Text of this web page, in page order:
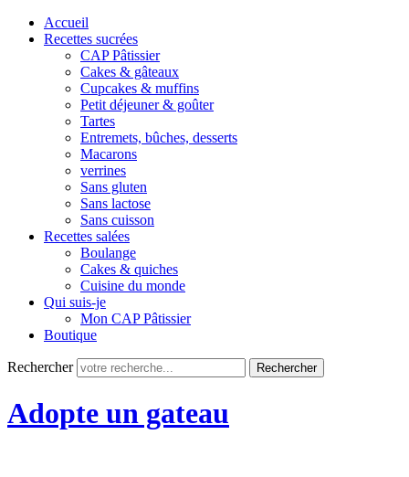
Accueil
Recettes sucrées
CAP Pâtissier
Cakes & gâteaux
Cupcakes & muffins
Petit déjeuner & goûter
Tartes
Entremets, bûches, desserts
Macarons
verrines
Sans gluten
Sans lactose
Sans cuisson
Recettes salées
Boulange
Cakes & quiches
Cuisine du monde
Qui suis-je
Mon CAP Pâtissier
Boutique
Rechercher
Adopte un gateau